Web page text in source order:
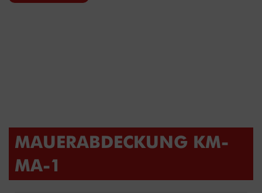
MAUERABDECKUNG KM-
MA-1